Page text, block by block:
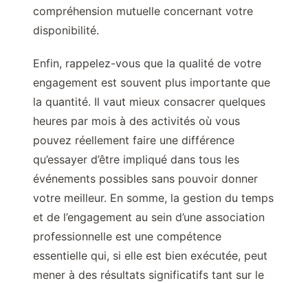
compréhension mutuelle concernant votre
disponibilité.
Enfin, rappelez-vous que la qualité de votre
engagement est souvent plus importante que
la quantité. Il vaut mieux consacrer quelques
heures par mois à des activités où vous
pouvez réellement faire une différence
qu’essayer d’être impliqué dans tous les
événements possibles sans pouvoir donner
votre meilleur. En somme, la gestion du temps
et de l’engagement au sein d’une association
professionnelle est une compétence
essentielle qui, si elle est bien exécutée, peut
mener à des résultats significatifs tant sur le